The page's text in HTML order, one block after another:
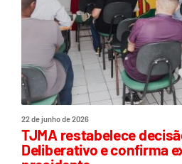
22 de junho de 2026
TJMA restabelece
Deliberativo e confirma